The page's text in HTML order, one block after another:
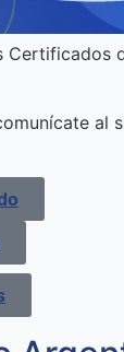
Certificados
al